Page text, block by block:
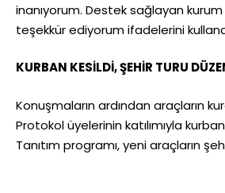
inanıyorum. Destek sağlayan
teşekkür ediyorum ifadelerini
KURBAN KESİLDİ, ŞEHİR TURU
Konuşmaların ardından araçların
Protokol üyelerinin katılımıyla
Tanıtım programı, yeni araçların